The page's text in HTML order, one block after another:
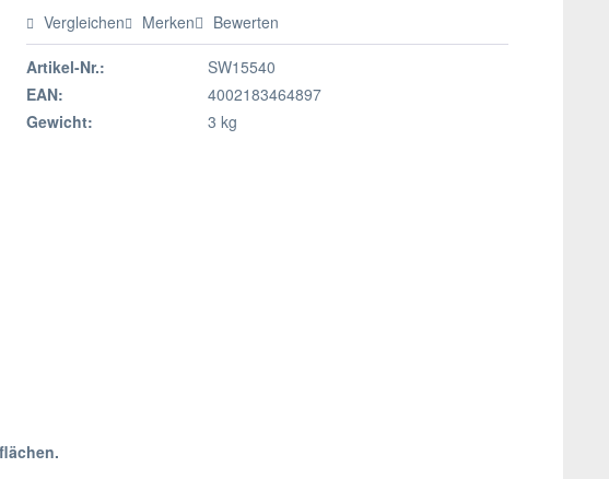
Vergleichen Merken Bewerten
Artikel-Nr.:
SW15540
EAN:
4002183464897
Gewicht:
3 kg